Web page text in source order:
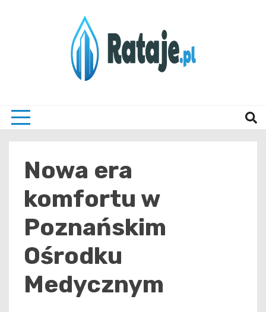
Nowa era
komfortu w
Poznańskim
Ośrodku
Medycznym